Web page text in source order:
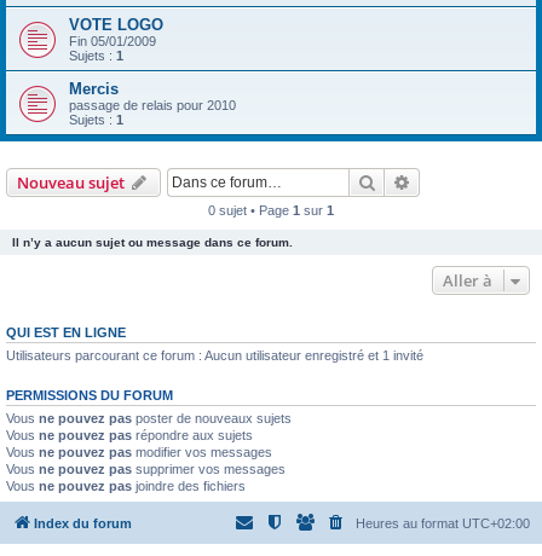
VOTE LOGO
Fin 05/01/2009
Sujets : 1
Mercis
passage de relais pour 2010
Sujets : 1
Nouveau sujet Rechercher
0 sujet • Page 1 sur 1
Il n’y a aucun sujet ou message dans ce forum.
Aller à
QUI EST EN LIGNE
Utilisateurs parcourant ce forum : Aucun utilisateur enregistré et 1 invité
PERMISSIONS DU FORUM
Vous ne pouvez pas poster de nouveaux sujets
Vous ne pouvez pas répondre aux sujets
Vous ne pouvez pas modifier vos messages
Vous ne pouvez pas supprimer vos messages
Vous ne pouvez pas joindre des fichiers
Index du forum Heures au format UTC+02:00